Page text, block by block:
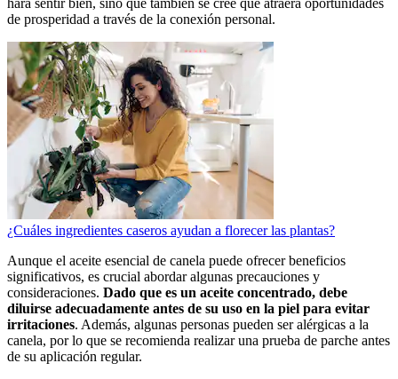
de prosperidad a través de la conexión personal.
¿Cuáles ingredientes caseros ayudan a florecer las plantas?
Aunque el aceite esencial de canela puede ofrecer beneficios
significativos, es crucial abordar algunas precauciones y
consideraciones. Dado que es un aceite concentrado, debe
diluirse adecuadamente antes de su uso en la piel para evitar
irritaciones. Además, algunas personas pueden ser alérgicas a la
canela, por lo que se recomienda realizar una prueba de parche antes
de su aplicación regular.